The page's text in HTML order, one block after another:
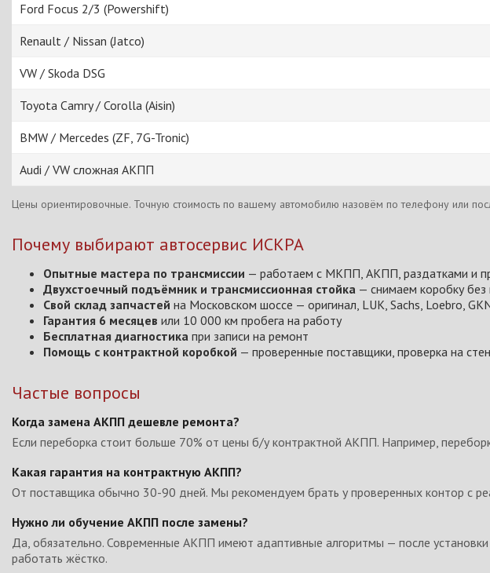
Ford Focus 2/3 (Powershift)
Renault / Nissan (Jatco)
VW / Skoda DSG
Toyota Camry / Corolla (Aisin)
BMW / Mercedes (ZF, 7G-Tronic)
Audi / VW сложная АКПП
Цены ориентировочные. Точную стоимость по вашему автомобилю назовём по телефону или
Почему выбирают автосервис ИСКРА
Опытные мастера по трансмиссии — работаем с МКПП, АКПП, раздатками и
Двухстоечный подъёмник и трансмиссионная стойка — снимаем коробку без
Свой склад запчастей на Московском шоссе — оригинал, LUK, Sachs, Loebro,
Гарантия 6 месяцев или 10 000 км пробега на работу
Бесплатная диагностика при записи на ремонт
Помощь с контрактной коробкой — проверенные поставщики, проверка на
Частые вопросы
Когда замена АКПП дешевле ремонта?
Если переборка стоит больше 70% от цены б/у контрактной АКПП. Например,
Какая гарантия на контрактную АКПП?
От поставщика обычно 30-90 дней. Мы рекомендуем брать у проверенных контор с
Нужно ли обучение АКПП после замены?
Да, обязательно. Современные АКПП имеют адаптивные алгоритмы — после
работать жёстко.